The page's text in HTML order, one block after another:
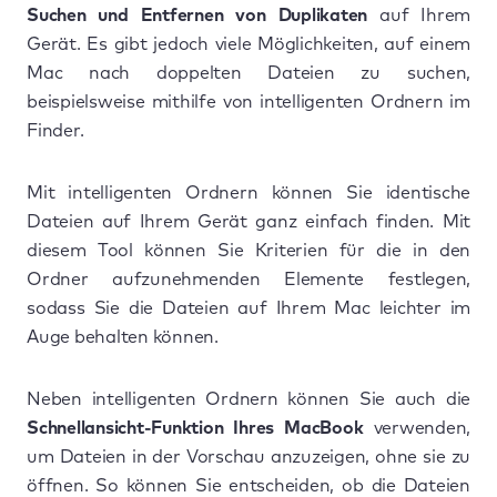
Suchen und Entfernen von Duplikaten auf Ihrem
Gerät. Es gibt jedoch viele Möglichkeiten, auf einem
Mac nach doppelten Dateien zu suchen,
beispielsweise mithilfe von intelligenten Ordnern im
Finder.
Mit intelligenten Ordnern können Sie identische
Dateien auf Ihrem Gerät ganz einfach finden. Mit
diesem Tool können Sie Kriterien für die in den
Ordner aufzunehmenden Elemente festlegen,
sodass Sie die Dateien auf Ihrem Mac leichter im
Auge behalten können.
Neben intelligenten Ordnern können Sie auch die
Schnellansicht-Funktion Ihres MacBookverwenden,
um Dateien in der Vorschau anzuzeigen, ohne sie zu
öffnen. So können Sie entscheiden, ob die Dateien